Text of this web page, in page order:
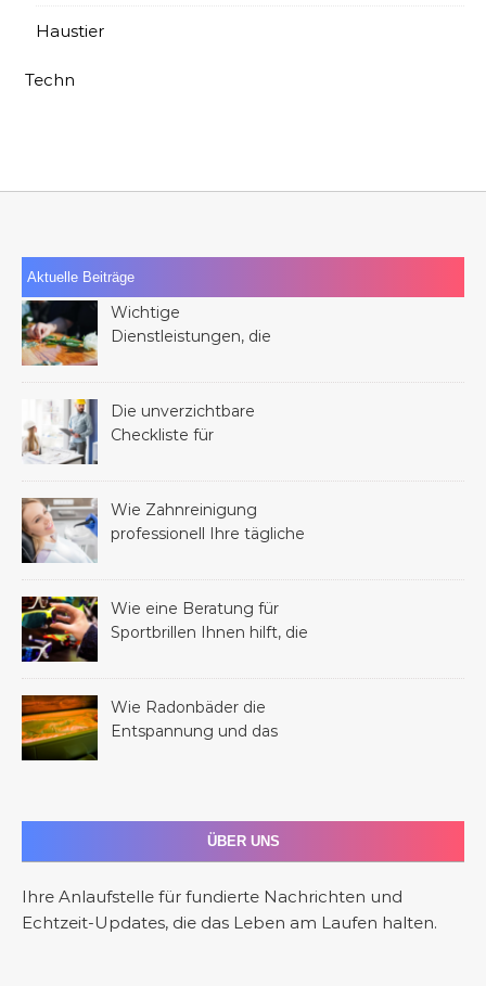
Haustier
Techn
Aktuelle Beiträge
Wichtige
Dienstleistungen, die
eines Familienmitglieds
helfen können
Die unverzichtbare
Checkliste für
jedem Bauprojekt
Wie Zahnreinigung
professionell Ihre tägliche
kann
Wie eine Beratung für
Sportbrillen Ihnen hilft, die
Sport zu finden
Wie Radonbäder die
Entspannung und das
ÜBER UNS
Ihre Anlaufstelle für fundierte Nachrichten und
Echtzeit-Updates, die das Leben am Laufen halten.